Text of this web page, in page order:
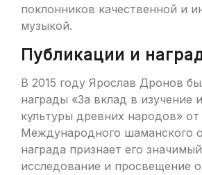
поклонников качественной и
музыкой.
Публикации и
В 2015 году Ярослав Дронов
награды «За вклад в изучение
культуры древних народов» от
Международного шаманского
награда признает его
исследование и просвещение